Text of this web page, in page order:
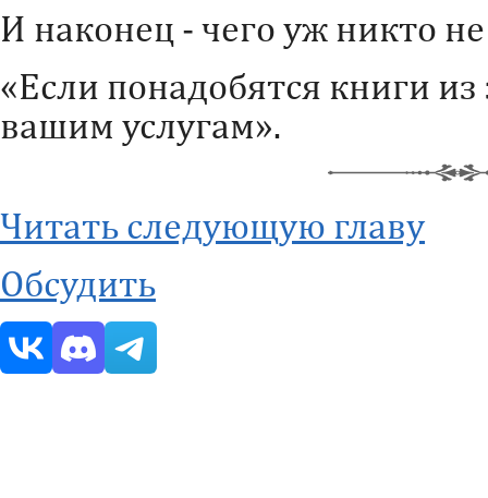
И наконец - чего уж никто
«Если понадобятся книги
вашим услугам».
Читать следующую главу
Обсудить